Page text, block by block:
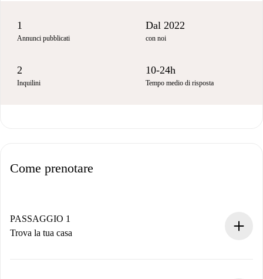
1
Annunci pubblicati
Dal 2022
con noi
2
Inquilini
10-24h
Tempo medio di risposta
Come prenotare
PASSAGGIO 1
Trova la tua casa